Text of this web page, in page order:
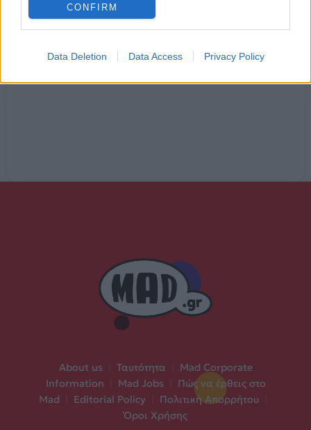
CONFIRM
Data Deletion Data Access Privacy Policy
Ακούστε στο Spotify
About us Ταυτότητα
Mad Corporate
Information
Mad Jobs
Πώς να έρθεις στο
Mad
Editorial Policy Πολιτική Απορρήτου
Όροι Χρήσης